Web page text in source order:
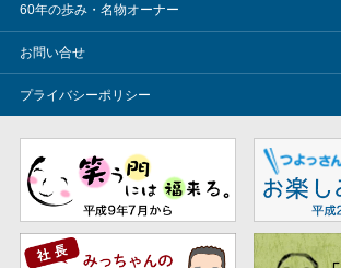
60年の歩み・名物オーナー
お問い合せ
プライバシーポリシー